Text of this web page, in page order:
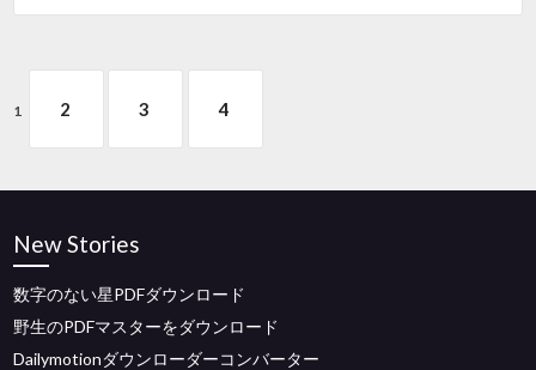
1 2 3 4
New Stories
数字のない星PDFダウンロード
野生のPDFマスターをダウンロード
Dailymotionダウンローダーコンバーター